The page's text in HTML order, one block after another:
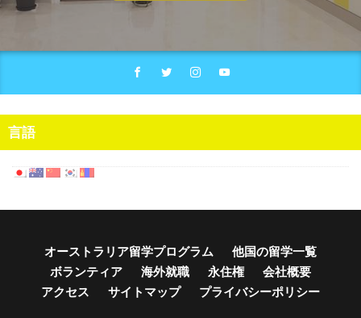
言語
オーストラリア留学プログラム
他国の留学一覧
ボランティア
海外就職 永住権
会社概要
アクセス
サイトマップ プライバシーポリシー